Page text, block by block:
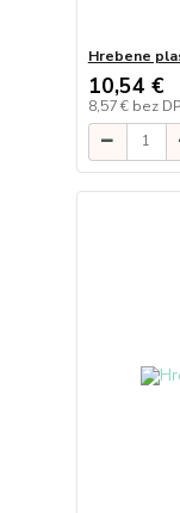
Hrebene
10,54 €
8,57 € bez